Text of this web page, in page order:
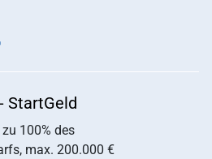
StartGeld
100% des
max. 200.000 €